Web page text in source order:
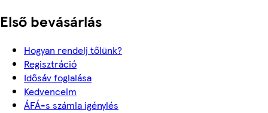
Első bevásárlás
Hogyan rendelj tőlünk?
Regisztráció
Idősáv foglalása
Kedvenceim
ÁFÁ-s számla igénylés